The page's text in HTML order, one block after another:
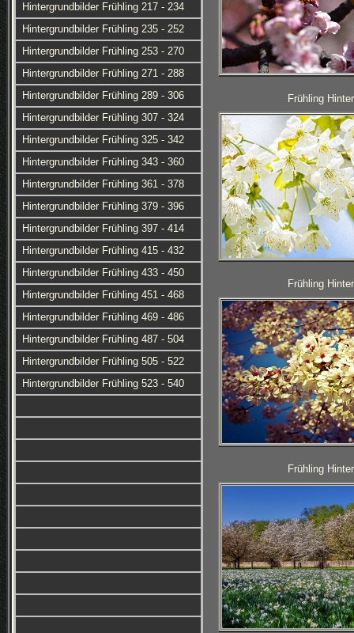
Hintergrundbilder Frühling 217 - 234
Hintergrundbilder Frühling 235 - 252
Hintergrundbilder Frühling 253 - 270
Hintergrundbilder Frühling 271 - 288
Hintergrundbilder Frühling 289 - 306
Hintergrundbilder Frühling 307 - 324
Hintergrundbilder Frühling 325 - 342
Hintergrundbilder Frühling 343 - 360
Hintergrundbilder Frühling 361 - 378
Hintergrundbilder Frühling 379 - 396
Hintergrundbilder Frühling 397 - 414
Hintergrundbilder Frühling 415 - 432
Hintergrundbilder Frühling 433 - 450
Hintergrundbilder Frühling 451 - 468
Hintergrundbilder Frühling 469 - 486
Hintergrundbilder Frühling 487 - 504
Hintergrundbilder Frühling 505 - 522
Hintergrundbilder Frühling 523 - 540
Frühling
Frühling
Frühling